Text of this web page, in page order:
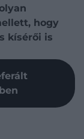
hogy
kísérői is